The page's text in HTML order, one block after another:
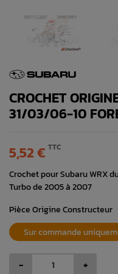
CROCHET
31/03/06-10
5,52 € TTC
Crochet pour Subaru WRX
Turbo de 2005 à 2007
Pièce Origine Constructeur
Sur commande
- +